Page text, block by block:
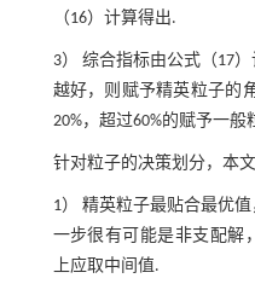
（16） 计算得出.
3） 综合指标由 公式（17）
越好，则赋予精英粒子的
20%，超过60%的赋予一
针对粒子的决策划分，本
1） 精英粒子最贴合最优
一步很有可能是非支配解
上应取中间值.